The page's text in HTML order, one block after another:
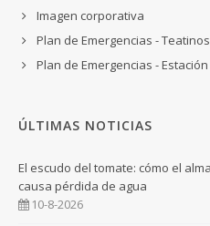
Imagen corporativa
Plan de Emergencias - Teatinos
Plan de Emergencias -
ÚLTIMAS NOTICIAS
El escudo del tomate: cómo el
causa pérdida de agua
10-8-2026